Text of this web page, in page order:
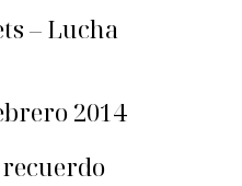
– Lucha
2014